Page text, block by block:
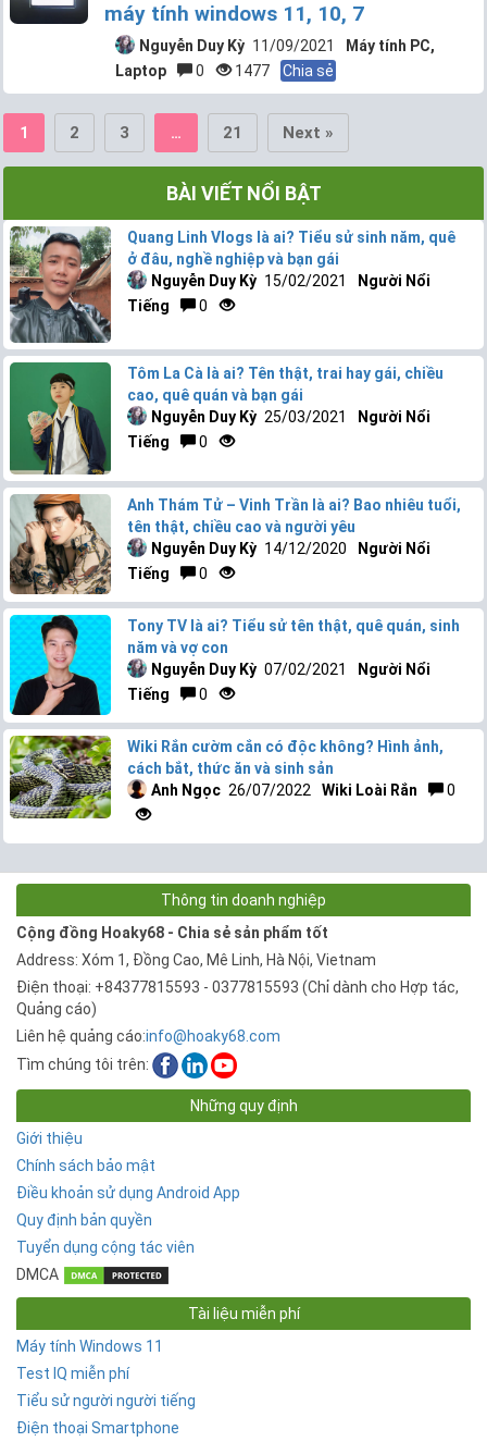
máy tính windows 11, 10, 7
Nguyễn Duy Kỳ 11/09/2021
Máy tính PC,
Laptop
0 1477 Chia sẻ
1 2 3 … 21 Next »
BÀI VIẾT NỔI BẬT
Quang Linh Vlogs là ai? Tiểu sử sinh năm, quê
ở đâu, nghề nghiệp và bạn gái
Nguyễn Duy Kỳ 15/02/2021
Người Nổi
Tiếng
0
Tôm La Cà là ai? Tên thật, trai hay gái, chiều
cao, quê quán và bạn gái
Nguyễn Duy Kỳ 25/03/2021
Người Nổi
Tiếng
0
Anh Thám Tử – Vinh Trần là ai? Bao nhiêu tuổi,
tên thật, chiều cao và người yêu
Nguyễn Duy Kỳ 14/12/2020
Người Nổi
Tiếng
0
Tony TV là ai? Tiểu sử tên thật, quê quán, sinh
năm và vợ con
Nguyễn Duy Kỳ 07/02/2021
Người Nổi
Tiếng
0
Wiki Rắn cườm cắn có độc không? Hình ảnh,
cách bắt, thức ăn và sinh sản
Anh Ngọc 26/07/2022 Wiki Loài Rắn 0
Thông tin doanh nghiệp
Cộng đồng Hoaky68 - Chia sẻ sản phẩm tốt
Address: Xóm 1, Đồng Cao, Mê Linh, Hà Nội, Vietnam
Điện thoại: +84377815593 - 0377815593 (Chỉ dành cho Hợp tác,
Quảng cáo)
Liên hệ quảng cáo:info@hoaky68.com
Tìm chúng tôi trên:
Những quy định
Giới thiệu
Chính sách bảo mật
Điều khoản sử dụng Android App
Quy định bản quyền
Tuyển dụng cộng tác viên
DMCA
Tài liệu miễn phí
Máy tính Windows 11
Test IQ miễn phí
Tiểu sử người người tiếng
Điện thoại Smartphone